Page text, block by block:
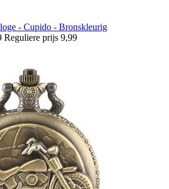
- Cupido - Bronskleurig
Reguliere prijs 9,99